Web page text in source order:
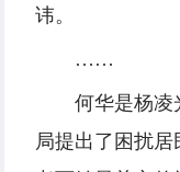
讳。
……
何华是杨凌
局提出了困扰